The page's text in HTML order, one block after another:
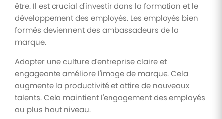
être. Il est crucial d'investir dans la formation et le
développement des employés. Les employés bien
formés deviennent des ambassadeurs de la
marque.
Adopter une culture d'entreprise claire et
engageante améliore l'image de marque. Cela
augmente la productivité et attire de nouveaux
talents. Cela maintient l'engagement des employés
au plus haut niveau.